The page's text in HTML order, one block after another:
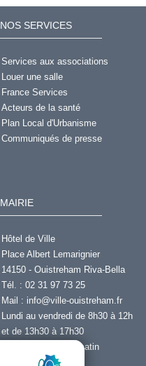
NOS SERVICES
Services aux associations
Louer une salle
France Services
Acteurs de la santé
Plan Local d'Urbanisme
Communiqués de presse
MAIRIE
Hôtel de Ville
Place Albert Lemarignier
14150 - Ouistreham Riva-Bella
Tél. : 02 31 97 73 25
Mail : info@ville-ouistreham.fr
Lundi au vendredi de 8h30 à 12h
et de 13h30 à 17h30
Fermeture le jeudi matin
Nous contacter